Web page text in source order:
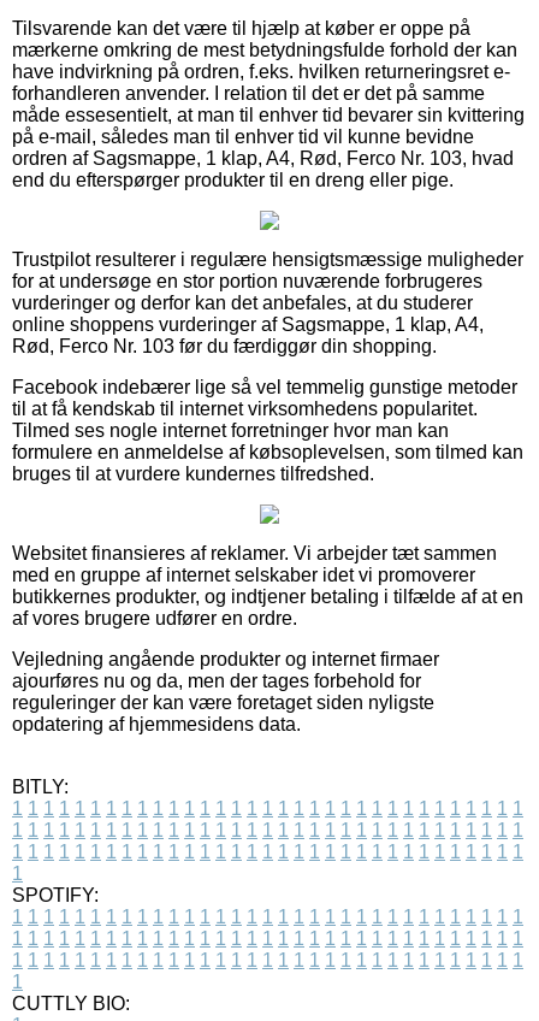
Tilsvarende kan det være til hjælp at køber er oppe på
mærkerne omkring de mest betydningsfulde forhold der kan
have indvirkning på ordren, f.eks. hvilken returneringsret e-
forhandleren anvender. I relation til det er det på samme
måde essesentielt, at man til enhver tid bevarer sin kvittering
på e-mail, således man til enhver tid vil kunne bevidne
ordren af Sagsmappe, 1 klap, A4, Rød, Ferco Nr. 103, hvad
end du efterspørger produkter til en dreng eller pige.
Trustpilot resulterer i regulære hensigtsmæssige muligheder
for at undersøge en stor portion nuværende forbrugeres
vurderinger og derfor kan det anbefales, at du studerer
online shoppens vurderinger af Sagsmappe, 1 klap, A4,
Rød, Ferco Nr. 103 før du færdiggør din shopping.
Facebook indebærer lige så vel temmelig gunstige metoder
til at få kendskab til internet virksomhedens popularitet.
Tilmed ses nogle internet forretninger hvor man kan
formulere en anmeldelse af købsoplevelsen, som tilmed kan
bruges til at vurdere kundernes tilfredshed.
Websitet finansieres af reklamer. Vi arbejder tæt sammen
med en gruppe af internet selskaber idet vi promoverer
butikkernes produkter, og indtjener betaling i tilfælde af at en
af vores brugere udfører en ordre.
Vejledning angående produkter og internet firmaer
ajourføres nu og da, men der tages forbehold for
reguleringer der kan være foretaget siden nyligste
opdatering af hjemmesidens data.
BITLY:
1 1 1 1 1 1 1 1 1 1 1 1 1 1 1 1 1 1 1 1 1 1 1 1 1 1 1 1 1 1 1 1 1
1 1 1 1 1 1 1 1 1 1 1 1 1 1 1 1 1 1 1 1 1 1 1 1 1 1 1 1 1 1 1 1 1
1 1 1 1 1 1 1 1 1 1 1 1 1 1 1 1 1 1 1 1 1 1 1 1 1 1 1 1 1 1 1 1 1
1
SPOTIFY:
1 1 1 1 1 1 1 1 1 1 1 1 1 1 1 1 1 1 1 1 1 1 1 1 1 1 1 1 1 1 1 1 1
1 1 1 1 1 1 1 1 1 1 1 1 1 1 1 1 1 1 1 1 1 1 1 1 1 1 1 1 1 1 1 1 1
1 1 1 1 1 1 1 1 1 1 1 1 1 1 1 1 1 1 1 1 1 1 1 1 1 1 1 1 1 1 1 1 1
1
CUTTLY BIO: